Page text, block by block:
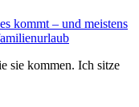
kommt – und meistens
sie kommen. Ich sitze